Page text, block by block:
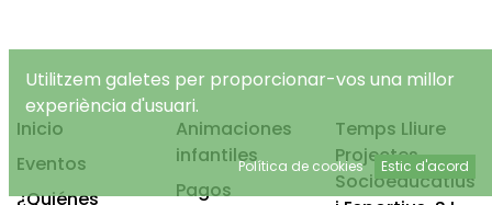
Inicio
Eventos
¿Quiénes
Animaciones
infantiles
Pagos
Temps Lliure
Projectes
Socioeducatius
Utilitzem galetes per proporcionar-vos una millor
experiència d'usuari.
Política de cookies Estic d'acord